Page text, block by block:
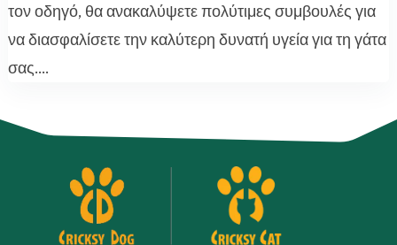
τον οδηγό, θα ανακαλύψετε πολύτιμες συμβουλές για
να διασφαλίσετε την καλύτερη δυνατή υγεία για τη γάτα
σας....